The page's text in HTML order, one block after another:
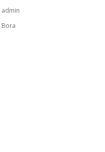
admin
Bora